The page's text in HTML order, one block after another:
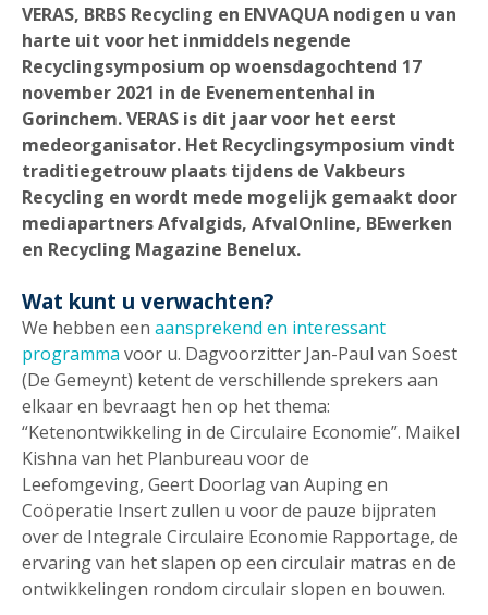
VERAS, BRBS Recycling en ENVAQUA nodigen u van
harte uit voor het inmiddels negende
Recyclingsymposium op woensdagochtend 17
november 2021 in de Evenementenhal in
Gorinchem. VERAS is dit jaar voor het eerst
medeorganisator. Het Recyclingsymposium vindt
traditiegetrouw plaats tijdens de Vakbeurs
Recycling en wordt mede mogelijk gemaakt door
mediapartners Afvalgids, AfvalOnline, BEwerken
en Recycling Magazine Benelux.
Wat kunt u verwachten?
We hebben een aansprekend en interessant
programma voor u. Dagvoorzitter Jan-Paul van Soest
(De Gemeynt) ketent de verschillende sprekers aan
elkaar en bevraagt hen op het thema:
“Ketenontwikkeling in de Circulaire Economie”. Maikel
Kishna van het Planbureau voor de
Leefomgeving, Geert Doorlag van Auping en
Coöperatie Insert zullen u voor de pauze bijpraten
over de Integrale Circulaire Economie Rapportage, de
ervaring van het slapen op een circulair matras en de
ontwikkelingen rondom circulair slopen en bouwen.